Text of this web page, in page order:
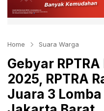
Home Suara Warga
Gebyar
2025, RPTRA
Juara 3